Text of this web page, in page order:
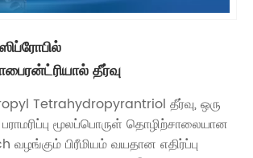
தீர்வு
Tetrahydropyrantriol தீர்வு, ஒரு
மூலப்பொருள் தொழிற்சாலையான
பிரீமியம் வயதான எதிர்ப்பு